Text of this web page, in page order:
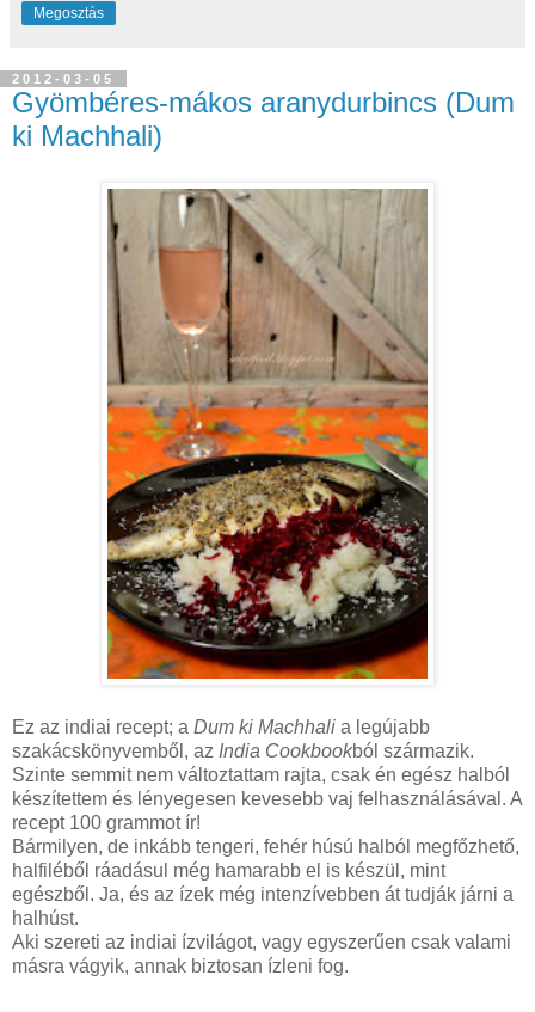
Megosztás
2012-03-05
Gyömbéres-mákos aranydurbincs (Dum
ki Machhali)
Ez az indiai recept; a Dum ki Machhali a legújabb
szakácskönyvemből, az India Cookbookból származik.
Szinte semmit nem változtattam rajta, csak én egész halból
készítettem és lényegesen kevesebb vaj felhasználásával. A
recept 100 grammot ír!
Bármilyen, de inkább tengeri, fehér húsú halból megfőzhető,
halfiléből ráadásul még hamarabb el is készül, mint
egészből. Ja, és az ízek még intenzívebben át tudják járni a
halhúst.
Aki szereti az indiai ízvilágot, vagy egyszerűen csak valami
másra vágyik, annak biztosan ízleni fog.